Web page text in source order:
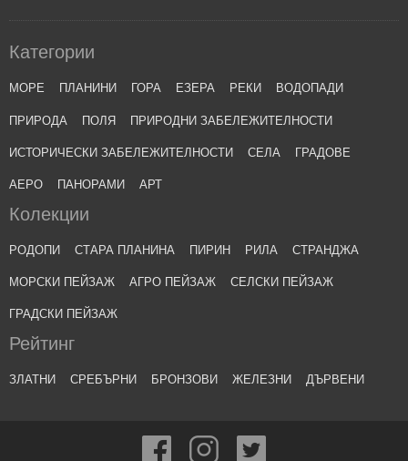
Категории
МОРЕ ПЛАНИНИ ГОРА ЕЗЕРА РЕКИ ВОДОПАДИ
ПРИРОДА ПОЛЯ ПРИРОДНИ ЗАБЕЛЕЖИТЕЛНОСТИ
ИСТОРИЧЕСКИ ЗАБЕЛЕЖИТЕЛНОСТИ СЕЛА ГРАДОВЕ
АЕРО ПАНОРАМИ АРТ
Колекции
РОДОПИ СТАРА ПЛАНИНА ПИРИН РИЛА СТРАНДЖА
МОРСКИ ПЕЙЗАЖ АГРО ПЕЙЗАЖ СЕЛСКИ ПЕЙЗАЖ
ГРАДСКИ ПЕЙЗАЖ
Рейтинг
ЗЛАТНИ СРЕБЪРНИ БРОНЗОВИ ЖЕЛЕЗНИ ДЪРВЕНИ